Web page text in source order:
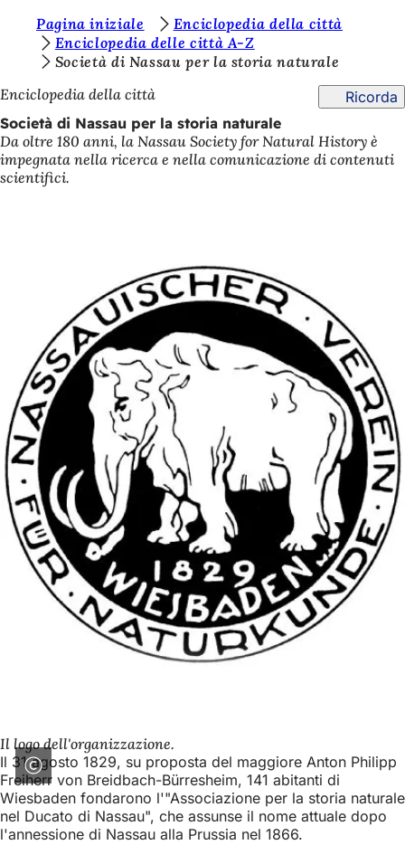
Vai al contenuto
e
t
e
q
Pagina iniziale
Enciclopedia della città
Enciclopedia delle città A-Z
Società di Nassau per la storia naturale
Enciclopedia della città
Ricorda
Società di Nassau per la storia naturale
Da oltre 180 anni, la Nassau Society for Natural History è
impegnata nella ricerca e nella comunicazione di contenuti
scientifici.
Il logo dell'organizzazione.
Il 31 agosto 1829, su proposta del maggiore Anton Philipp
Freiherr von Breidbach-Bürresheim, 141 abitanti di
Wiesbaden fondarono l'"Associazione per la storia naturale
nel Ducato di Nassau", che assunse il nome attuale dopo
l'annessione di Nassau alla Prussia nel 1866.